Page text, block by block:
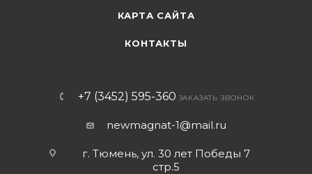
КАРТА САЙТА
КОНТАКТЫ
+7 (3452) 595-360 ЗАКАЗАТЬ ЗВОНОК
newmagnat-1@mail.ru
г. Тюмень, ул. 30 лет Победы 7
стр.5